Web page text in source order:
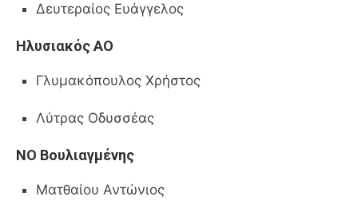
Δευτεραίος Ευάγγελος
Ηλυσιακός ΑΟ
Γλυμακόπουλος Χρήστος
Λύτρας Οδυσσέας
ΝΟ Βουλιαγμένης
Ματθαίου Αντώνιος